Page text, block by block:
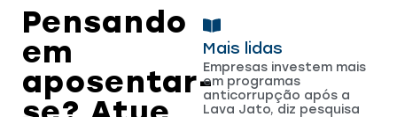
Pensando
em
aposentar-
Mais lidas
Empresas investem mais
em programas
anticorrupção após a
Lava Jato, diz pesquisa